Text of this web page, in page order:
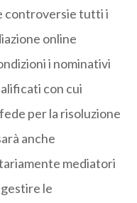
controversie tutti i
online
i nominativi
con cui
per la risoluzione
anche
mediatori
le